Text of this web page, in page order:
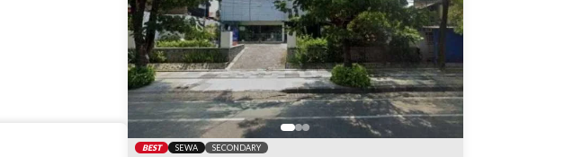
BEST SEWA SECONDARY